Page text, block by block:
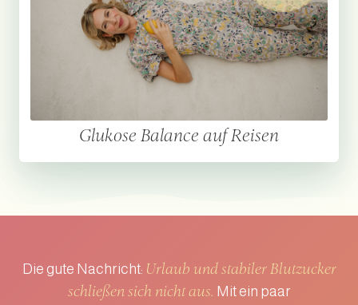
Glukose Balance auf Reisen
Die gute Nachricht: Urlaub und stabiler Blutzucker
schließen sich nicht aus. Mit ein paar